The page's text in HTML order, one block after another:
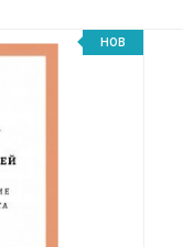
НОВ